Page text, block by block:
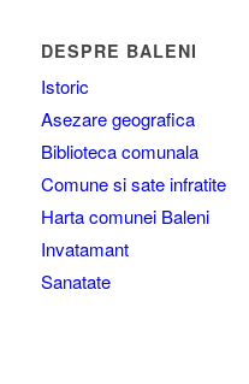
DESPRE BALENI
Istoric
Asezare geografica
Biblioteca comunala
Comune si sate infratite
Harta comunei Baleni
Invatamant
Sanatate